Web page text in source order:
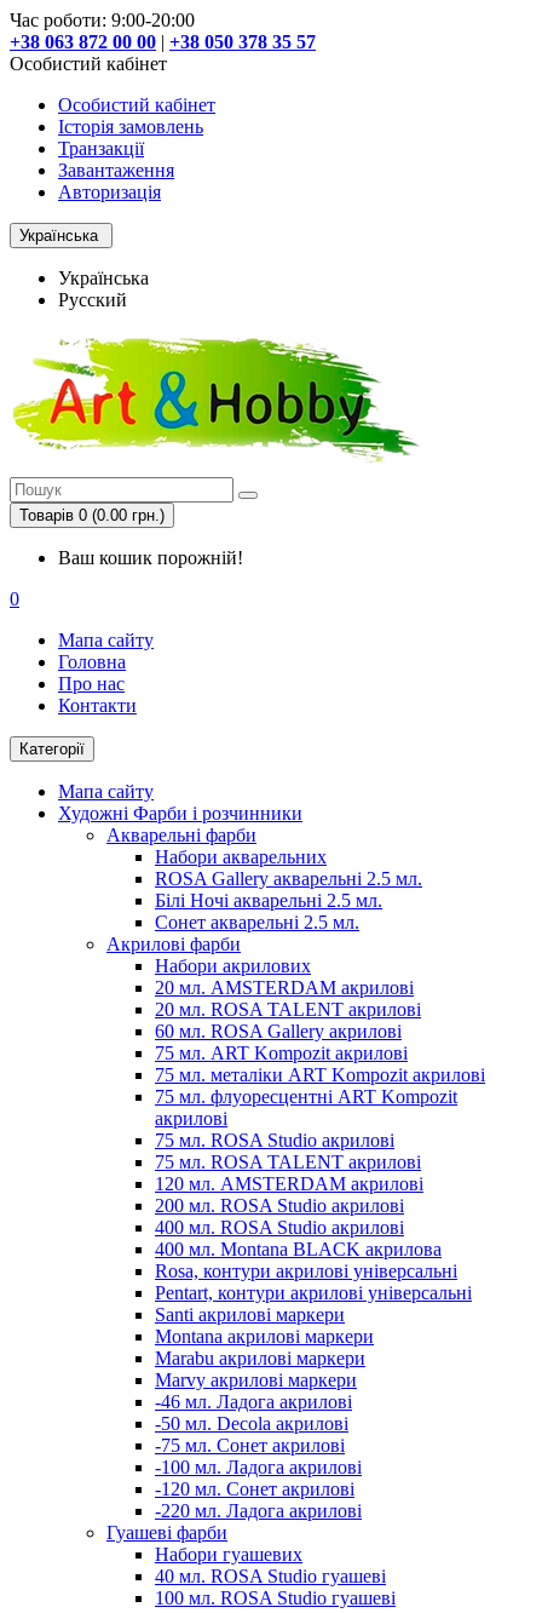
Час роботи: 9:00-20:00
+38 063 872 00 00 | +38 050 378 35 57
Особистий кабінет
Особистий кабінет
Історія замовлень
Транзакції
Завантаження
Авторизація
Українська
Українська
Русский
Товарів 0 (0.00 грн.)
Ваш кошик порожній!
0
Мапа сайту
Головна
Про нас
Контакти
Категорії
Мапа сайту
Художні Фарби і розчинники
Акварельні фарби
Набори акварельних
ROSA Gallery акварельні 2.5 мл.
Білі Ночі акварельні 2.5 мл.
Сонет акварельні 2.5 мл.
Акрилові фарби
Набори акрилових
20 мл. AMSTERDAM акрилові
20 мл. ROSA TALENT акрилові
60 мл. ROSA Gallery акрилові
75 мл. ART Kompozit акрилові
75 мл. металіки ART Kompozit акрилові
75 мл. флуоресцентні ART Kompozit
акрилові
75 мл. ROSA Studio акрилові
75 мл. ROSA TALENT акрилові
120 мл. AMSTERDAM акрилові
200 мл. ROSA Studio акрилові
400 мл. ROSA Studio акрилові
400 мл. Montana BLACK акрилова
Rosa, контури акрилові універсальні
Pentart, контури акрилові універсальні
Santi акрилові маркери
Montana акрилові маркери
Marabu акрилові маркери
Marvy акрилові маркери
-46 мл. Ладога акрилові
-50 мл. Decola акрилові
-75 мл. Сонет акрилові
-100 мл. Ладога акрилові
-120 мл. Сонет акрилові
-220 мл. Ладога акрилові
Гуашеві фарби
Набори гуашевих
40 мл. ROSA Studio гуашеві
100 мл. ROSA Studio гуашеві